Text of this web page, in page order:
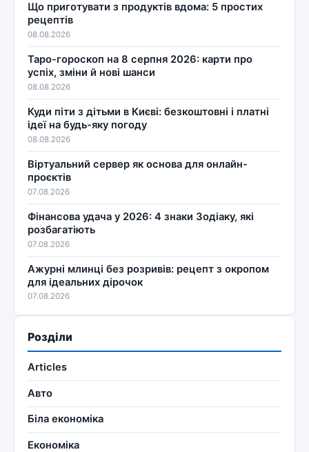
Що приготувати з продуктів вдома: 5 простих
рецептів
08.08.2026
Таро-гороскоп на 8 серпня 2026: карти про
успіх, зміни й нові шанси
08.08.2026
Куди піти з дітьми в Києві: безкоштовні і платні
ідеї на будь-яку погоду
08.08.2026
Віртуальний сервер як основа для онлайн-
проєктів
07.08.2026
Фінансова удача у 2026: 4 знаки Зодіаку, які
розбагатіють
07.08.2026
Ажурні млинці без розривів: рецепт з окропом
для ідеальних дірочок
07.08.2026
Розділи
Articles
Авто
Біла економіка
Економіка